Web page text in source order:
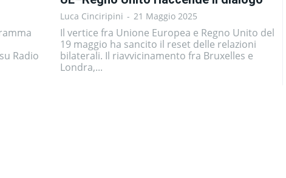
Radio
Luca Cinciripini - 21 Maggio 2025
Il vertice fra Unione Europea e Regno Unito del
19 maggio ha sancito il reset delle relazioni
bilaterali. Il riavvicinamento fra Bruxelles e
Londra,...